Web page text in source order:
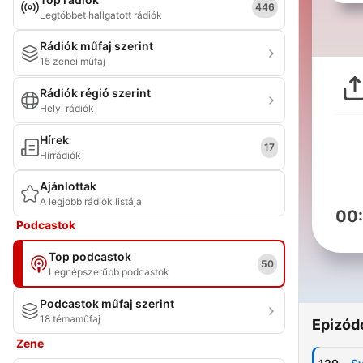
Legtöbbet hallgatott rádiók
446
Rádiók műfaj szerint
15 zenei műfaj
Rádiók régió szerint
Helyi rádiók
Hírek
Hírrádiók
17
Ajánlottak
A legjobb rádiók listája
Podcastok
Top podcastok
Legnépszerűbb podcastok
50
Podcastok műfaj szerint
18 témaműfaj
Zene